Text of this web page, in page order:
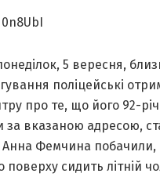
5 вересня,
поліцейські
про те, що його 92-
за вказаною адресою,
Фемчина побачили,
поверху сидить літній